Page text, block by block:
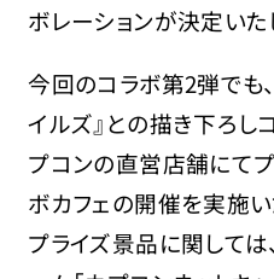
ボレーションが決定いた
今回のコラボ第2弾でも
イルズ』との描き下ろし
プコンの直営店舗にて
ボカフェの開催を実施い
プライズ景品に関しては